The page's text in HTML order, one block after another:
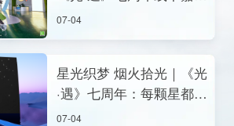
华正式开启
07-04
星光织梦 烟火拾光｜《光
·遇》七周年：每颗星都值
得被看见
07-04